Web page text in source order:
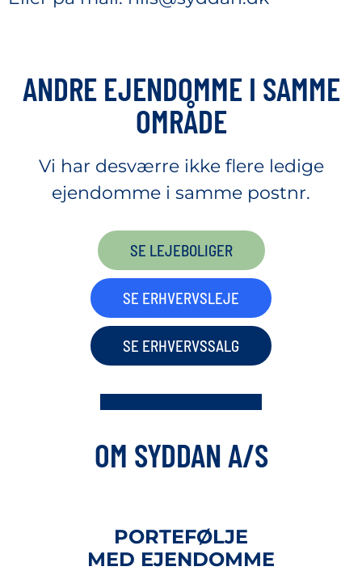
ANDRE EJENDOMME I SAMME
OMRÅDE
Vi har desværre ikke flere ledige
ejendomme i samme postnr.
SE LEJEBOLIGER
SE ERHVERVSLEJE
SE ERHVERVSSALG
OM SYDDAN A/S
PORTEFØLJE
MED EJENDOMME